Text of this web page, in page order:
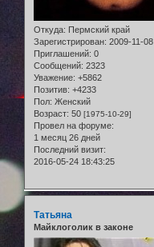
Откуда: Пермский край
Зарегистрирован: 2009-11-08
Приглашений: 0
Сообщений: 2323
Уважение: +5862
Позитив: +4233
Пол: Женский
Возраст: 50 [1975-10-29]
Провел на форуме:
1 месяц 26 дней
Последний визит:
2016-05-24 18:43:25
Татьяна
Майклоголик в законе